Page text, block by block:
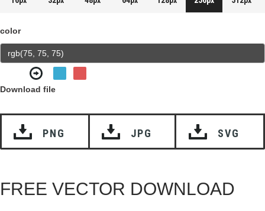
color
Download file
PNG JPG SVG
FREE VECTOR DOWNLOAD